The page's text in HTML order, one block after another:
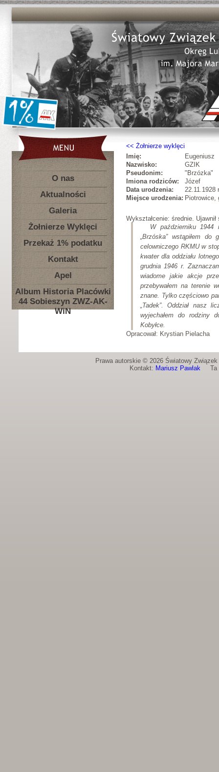
O nas
Aktualności
Galeria
Żołnierze Wyklęci
Przekaż 1% podatku
Kontakt
Apel
Album Historia Placówki
44 Sobieszyn ZWZ-AK-
WiN
Żołnierze wyklęci
Imię:
Eugeniusz
Nazwisko:
GZIK
Pseudonim:
"Brzózka"
Imiona rodziców:
Józef
Data urodzenia:
22.11.1928
Miejsce urodzenia: Piotrowice,
Wykształcenie: średnie.
W październiku 1944
„Brzóska” wstąpiłem do
celowniczego RKMU w
kwater dla oddziału
grudnia 1946 r.
wiadome jakie akcje
przebywałem na terenie
znane. Tylko częściowo
„Tadek”. Oddział nasz
wyjechałem do rodziny
Kobyłce.
Opracował: Krystian Pielacha
Prawa autorskie © 2026 Światowy
Kontakt: Mariusz PawlakTa